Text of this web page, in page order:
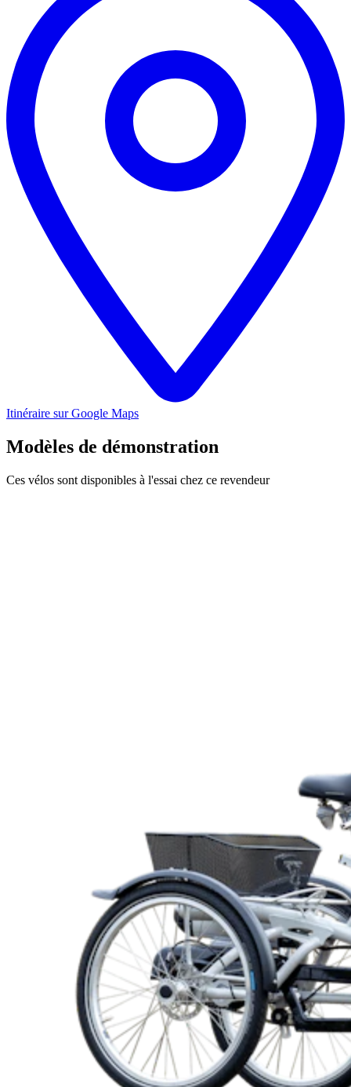
Itinéraire sur Google Maps
Modèles de démonstration
Ces vélos sont disponibles à l'essai chez ce revendeur